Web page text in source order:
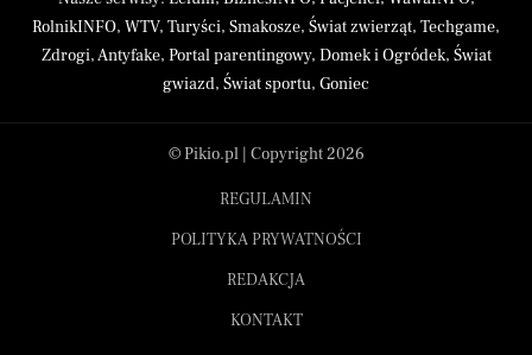
RolnikINFO, WTV, Turyści, Smakosze, Świat zwierząt, Techgame,
Zdrogi,Antyfake, Portal parentingowy, Domek i Ogródek, Świat
gwiazd, Świat sportu, Goniec
© Pikio.pl | Copyright 2026
REGULAMIN
POLITYKA PRYWATNOŚCI
REDAKCJA
KONTAKT